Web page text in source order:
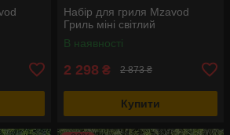
Набір для гриля Mzavod
Гриль міні світлий
В наявності
2 298 ₴ 2 873 ₴
Купити